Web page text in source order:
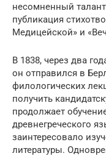
несомненный
публикация
Медицейской» и
В 1838, через два
он отправился в
филологических
получить
продолжает
древнегреческого
заинтересовало
литературы.